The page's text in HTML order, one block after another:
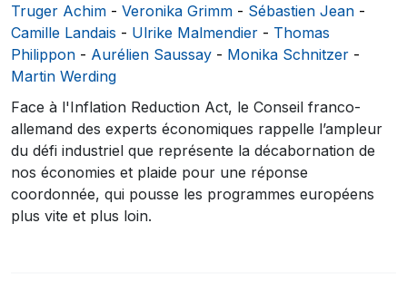
Truger Achim - Veronika Grimm - Sébastien Jean -
Camille Landais - Ulrike Malmendier - Thomas
Philippon - Aurélien Saussay - Monika Schnitzer -
Martin Werding
Face à l'Inflation Reduction Act, le Conseil franco-
allemand des experts économiques rappelle l’ampleur
du défi industriel que représente la décabornation de
nos économies et plaide pour une réponse
coordonnée, qui pousse les programmes européens
plus vite et plus loin.